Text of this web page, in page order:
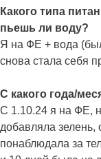
Какого типа
пьешь ли воду?
Я на ФЕ + вода
снова стала себя
С какого года/
С 1.10.24 я на ФЕ,
добавляла
понаблюдала за